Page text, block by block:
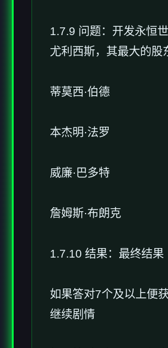
1.7.9 问题：开发永恒
尤利西斯，其最大的股
蒂莫西·伯德
本杰明·法罗
威廉·巴多特
詹姆斯·布朗克
1.7.10 结果：最终结果
如果答对7个及以上便
继续剧情